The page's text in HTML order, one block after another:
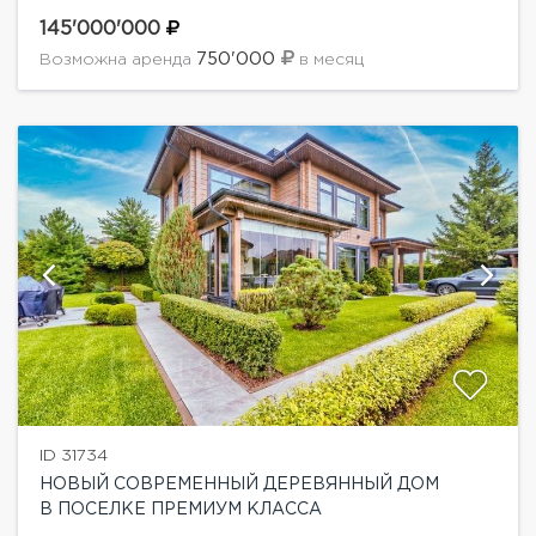
вся мебель и техника от известных
производителей.Планировка:1 этаж: прихожая,
145'000'000
Возможна аренда 750'000 в месяц
ID 31734
НОВЫЙ СОВРЕМЕННЫЙ ДЕРЕВЯННЫЙ ДОМ
В ПОСЕЛКЕ ПРЕМИУМ КЛАССА